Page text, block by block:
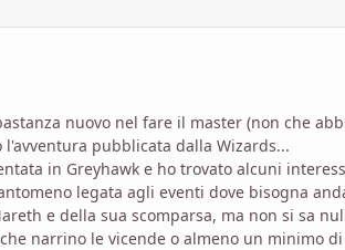
nuovo nel fare il master (non che
pubblicata dalla Wizards...
in Greyhawk e ho trovato alcuni
legata agli eventi dove bisogna
e della sua scomparsa, ma non si sa
narrino le vicende o almeno un minimo di